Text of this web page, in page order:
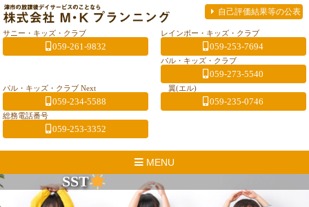
自己評価結果等の公表
サニー・キッズ・クラブ
059-261-9832
レインボー・キッズ・クラブ
059-253-7694
パル・キッズ・クラブ
059-273-5540
パル・キッズ・クラブ Next
059-234-5588
翼(エル)
059-235-0746
総務電話番号
059-253-3352
MENU
SST